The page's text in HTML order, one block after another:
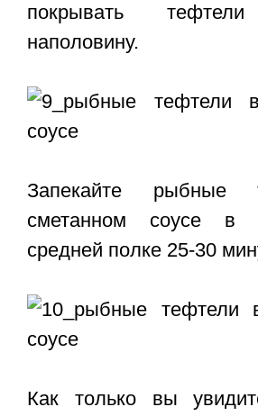
покрывать
наполовину.
Запекайте рыбные
сметанном соусе в
средней полке 25-30
Как только вы